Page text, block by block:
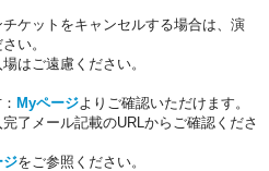
ケットをキャンセルする場合は、演
い。
はご遠慮ください。
Myページよりご確認いただけます。
了メール記載のURLからご確認くださ
ジをご参照ください。